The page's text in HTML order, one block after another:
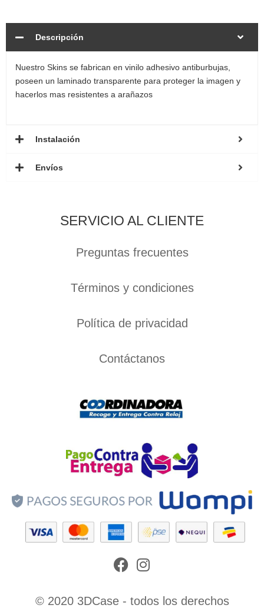
Descripción
Nuestro Skins se fabrican en vinilo adhesivo antiburbujas,
poseen un laminado transparente para proteger la imagen y
hacerlos mas resistentes a arañazos
Instalación
Envíos
SERVICIO AL CLIENTE
Preguntas frecuentes
Términos y condiciones
Política de privacidad
Contáctanos
Facebook
Instagram
© 2020 3DCase - todos los derechos